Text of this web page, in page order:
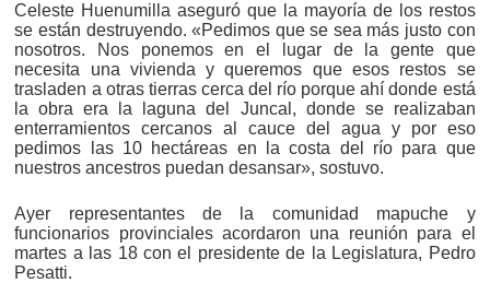
Celeste Huenumilla aseguró que la mayoría de los restos
se están destruyendo. «Pedimos que se sea más justo con
nosotros. Nos ponemos en el lugar de la gente que
necesita una vivienda y queremos que esos restos se
trasladen a otras tierras cerca del río porque ahí donde está
la obra era la laguna del Juncal, donde se realizaban
enterramientos cercanos al cauce del agua y por eso
pedimos las 10 hectáreas en la costa del río para que
nuestros ancestros puedan desansar», sostuvo.
Ayer representantes de la comunidad mapuche y
funcionarios provinciales acordaron una reunión para el
martes a las 18 con el presidente de la Legislatura, Pedro
Pesatti.